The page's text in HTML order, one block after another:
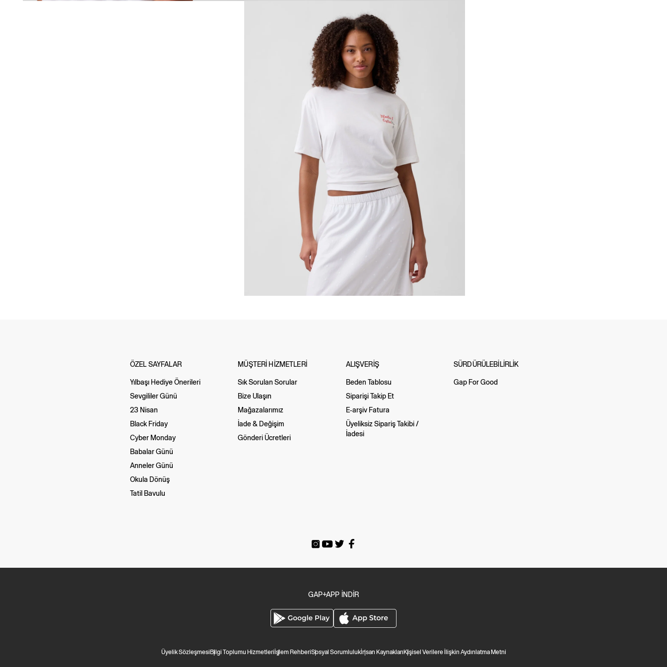
ÖZEL SAYFALAR
Yılbaşı Hediye Önerileri
Sevgililer Günü
23 Nisan
Black Friday
Cyber Monday
Babalar Günü
Anneler Günü
Okula Dönüş
Tatil Bavulu
MÜŞTERİ HİZMETLERİ
Sık Sorulan Sorular
Bize Ulaşın
Mağazalarımız
İade & Değişim
Gönderi Ücretleri
ALIŞVERİŞ
Beden Tablosu
Siparişi Takip Et
E-arşiv Fatura
Üyeliksiz Sipariş Takibi /
İadesi
SÜRDÜRÜLEBİLİRLİK
Gap For Good
GAP+APP İNDİR
Üyelik SözleşmesiBilgi Toplumu Hizmetleriİşlem RehberiSosyal Sorumlulukİnsan KaynaklarıKişisel Verilere İlişkin Aydınlatma Metni